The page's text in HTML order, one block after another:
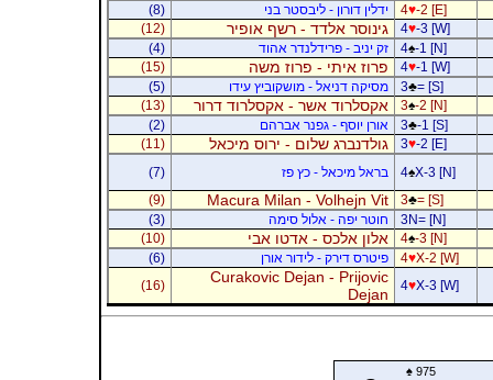
4♥-2 [E] ידלין דורון - ליבסטר בני
(8)
4♥-3 [W] גינוסר אלדד - רשף אופיר
(12)
4♠-1 [N] זק יניב - פרידלנדר אהוד
(4)
4♥-1 [W] פרוז איתי - פרוז משה
(15)
3♣= [S] מסיקה דניאל - מושקוביץ עידו
(5)
3♠-2 [N] אקסלרוד אשר - אקסלרוד דרור
(13)
3♣-1 [S] אורן יוסף - גפנר אברהם
(2)
3♥-2 [E] גולדנברג שלום - ירוס מיכאל
(11)
4♠X-3 [N] בראל מיכאל - כץ פז
(7)
3♣= [S]
Macura Milan - Volhejn Vit
(9)
3N= [N]
חוטר יפה - אלול סימה
(3)
4♠-3 [N] אלון אלכס - אדטו אבי
(10)
4♥X-2 [W] פיטרס דירק - לידור אורן
(6)
4♥X-3 [W]
Curakovic Dejan - Prijovic
Dejan
(16)
♠975